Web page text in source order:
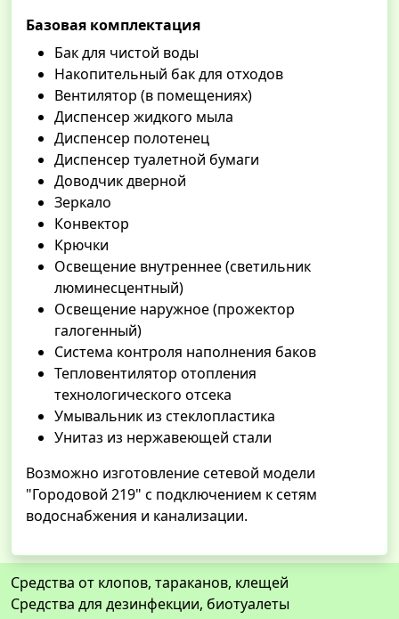
Базовая комплектация
Бак для чистой воды
Накопительный бак для отходов
Вентилятор (в помещениях)
Диспенсер жидкого мыла
Диспенсер полотенец
Диспенсер туалетной бумаги
Доводчик дверной
Зеркало
Конвектор
Крючки
Освещение внутреннее (светильник
люминесцентный)
Освещение наружное (прожектор
галогенный)
Система контроля наполнения баков
Тепловентилятор отопления
технологического отсека
Умывальник из стеклопластика
Унитаз из нержавеющей стали
Возможно изготовление сетевой модели
"Городовой 219" с подключением к сетям
водоснабжения и канализации.
Средства от клопов, тараканов, клещей
Средства для дезинфекции, биотуалеты